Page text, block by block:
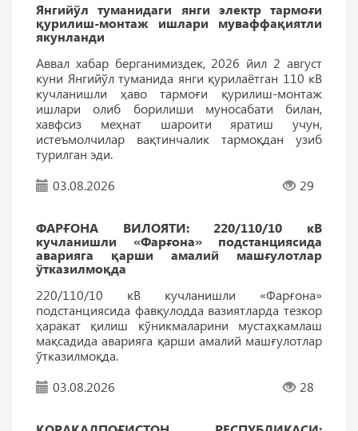
Янгийўл туманидаги янги электр тармоғи
қурилиш-монтаж ишлари муваффақиятли
якунланди
Аввал хабар берганимиздек, 2026 йил 2 август
куни Янгийўл туманида янги қурилаётган 110 кВ
кучланишли ҳаво тармоғи қурилиш-монтаж
ишлари олиб борилиши муносабати билан,
хавфсиз меҳнат шароити яратиш учун,
истеъмолчилар вақтинчалик тармоқдан узиб
турилган эди.
03.08.2026
29
ФАРҒОНА ВИЛОЯТИ: 220/110/10 кВ
кучланишли «Фарғона» подстанциясида
аварияга қарши амалий машғулотлар
ўтказилмоқда
220/110/10 кВ кучланишли «Фарғона»
подстанциясида фавқулодда вазиятларда тезкор
ҳаракат қилиш кўникмаларини мустаҳкамлаш
мақсадида аварияга қарши амалий машғулотлар
ўтказилмоқда.
03.08.2026
28